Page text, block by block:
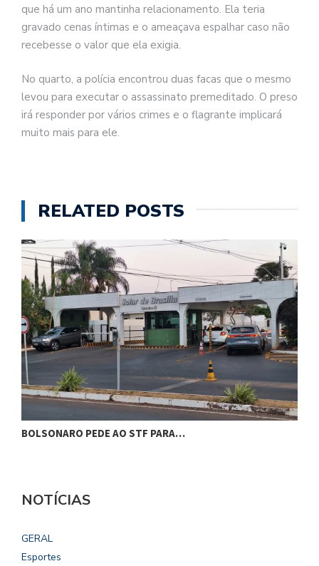
que há um ano mantinha relacionamento. Ela teria
gravado cenas íntimas e o ameaçava espalhar caso não
recebesse o valor que ela exigia.
No quarto, a polícia encontrou duas facas que o mesmo
levou para executar o assassinato premeditado. O preso
irá responder por vários crimes e o flagrante implicará
muito mais para ele.
RELATED POSTS
BOLSONARO PEDE AO STF PARA…
NOTÍCIAS
GERAL
Esportes